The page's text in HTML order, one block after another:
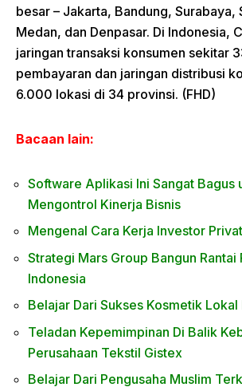
besar – Jakarta, Bandung, Surabaya,
Medan, dan Denpasar. Di Indonesia,
jaringan transaksi konsumen sekitar
pembayaran dan jaringan distribusi
6.000 lokasi di 34 provinsi. (FHD)
Bacaan lain:
Software Aplikasi Ini Sangat Bagus
Mengontrol Kinerja Bisnis
Mengenal Cara Kerja Investor
Strategi Mars Group Bangun
Indonesia
Belajar Dari Sukses Kosmetik
Teladan Kepemimpinan Di Balik
Perusahaan Tekstil Gistex
Belajar Dari Pengusaha Muslim